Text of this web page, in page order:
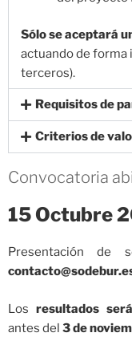
Sólo se aceptará
actuando de forma
terceros).
Requisitos de
Criterios de
Convocatoria
15 Octubre
Presentación de
Losresultados
antes del 3 de